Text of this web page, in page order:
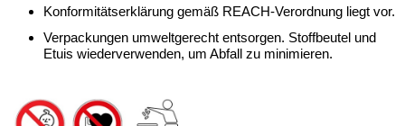
Konformitätserklärung gemäß REACH-Verordnung liegt vor.
Verpackungen umweltgerecht entsorgen. Stoffbeutel und
Etuis wiederverwenden, um Abfall zu minimieren.